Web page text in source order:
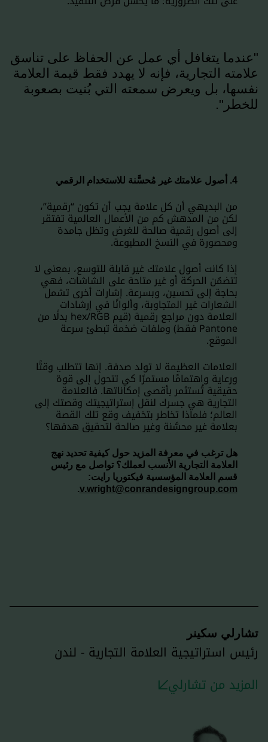
"عندما يتغافل أي عمل عن الحفاظ على تناسق
علامته التجارية، فإنه لا يهدد فقط قيمة العلامة
نفسها، بل ويعرض سمعته التي بُنيت بصعوبة
للخطر".
4. أصول علامتك غير مُحسَّنة للاستخدام الرقمي
من البديهي أن كل علامة يجب أن تكون “رقمية”،
لكن من المدهش كم من الأعمال العالمية تفتقر
إلى أصول رقمية صالحة للغرض وتظل جامدة
ومحصورة في النسخ المطبوعة.
إذا كانت أصول علامتك غير قابلة للتوسع، بمعنى لا
تتضمّن الحركة أو غير متاحة على الشاشات، فهي
بحاجة إلى تحسين، وبسرعة. إشارات أخرى تشمل
الشعارات غير المتجاوبة، وألوانًا في إرشادات
العلامة دون مراجع رقمية (قيم hex/RGB بدلًا من
Pantone فقط) وملفات ضخمة تبطئ سرعة
الموقع.
العلامات العظيمة لا تولد صدفة. إنها تتطلب وقتًا
ورعاية واهتمامًا مستمرًا كي تتحول إلى قوة
حقيقية تُستثمر بأقصى إمكاناتها. فالعلامة
التجارية هي جسرك لنقل إستراتيجيتك وقصتك إلى
العالم؛ فلماذا تخاطر بتخفيف وقع تلك القصة
بعلامة غير محسَّنة وغير صالحة لتحقيق هدفها؟
هل ترغب في معرفة المزيد حول كيفية تحديد نهج
العلامة التجارية الأنسب لعملك؟ تواصل مع رئيس
قسم العلامة المؤسسية فيكتوريا رايت:
v.wright@conrandesigngroup.com
.
تشارلي سكينر
رئيس استراتيجية العلامة التجارية - لندن
المزيد من تشارلي